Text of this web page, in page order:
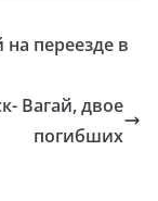
переезде в
Вагай, двое
погибших